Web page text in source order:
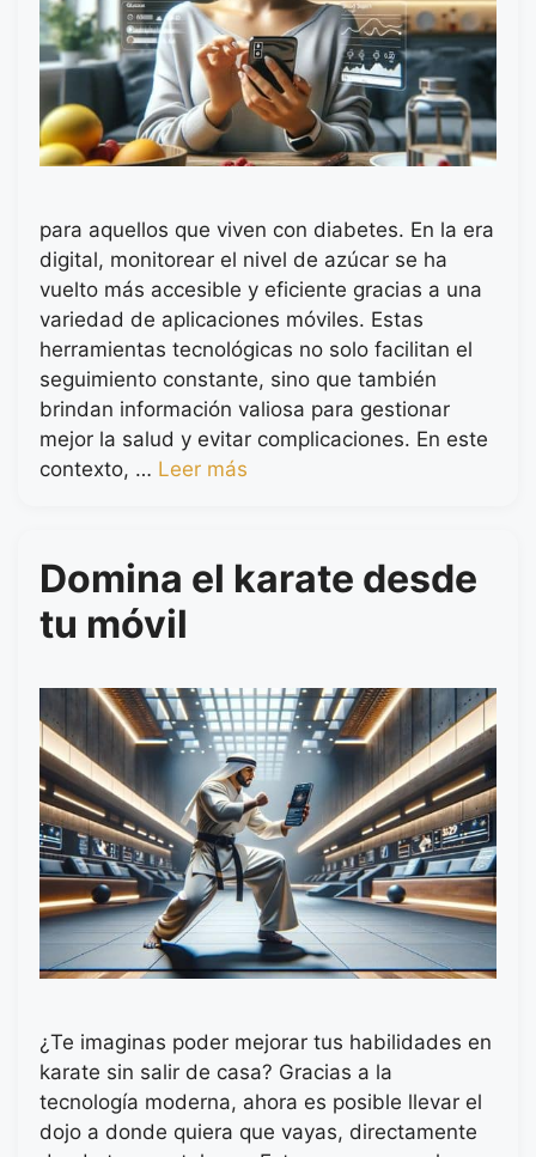
para aquellos que viven con diabetes. En la era
digital, monitorear el nivel de azúcar se ha
vuelto más accesible y eficiente gracias a una
variedad de aplicaciones móviles. Estas
herramientas tecnológicas no solo facilitan el
seguimiento constante, sino que también
brindan información valiosa para gestionar
mejor la salud y evitar complicaciones. En este
contexto, … Leer más
Domina el karate desde
tu móvil
¿Te imaginas poder mejorar tus habilidades en
karate sin salir de casa? Gracias a la
tecnología moderna, ahora es posible llevar el
dojo a donde quiera que vayas, directamente